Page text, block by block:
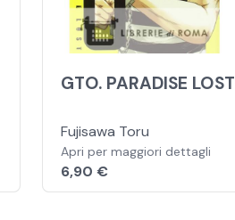
GTO. PARADISE LOST
Fujisawa Toru
Apri per maggiori dettagli
6,90 €